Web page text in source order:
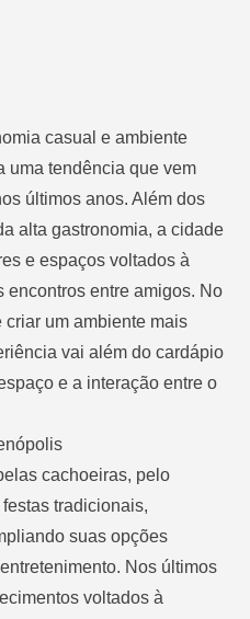
casual e ambiente
uma tendência que vem
últimos anos. Além dos
alta gastronomia, a cidade
e espaços voltados à
encontros entre amigos. No
criar um ambiente mais
vai além do cardápio
e a interação entre o
cachoeiras, pelo
tradicionais,
suas opções
Nos últimos
voltados à